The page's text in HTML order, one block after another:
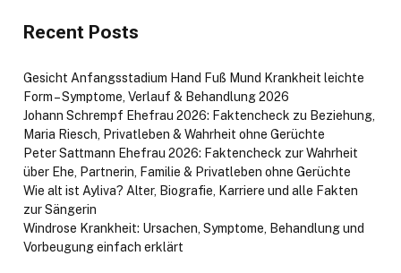
Recent Posts
Gesicht Anfangsstadium Hand Fuß Mund Krankheit leichte
Form – Symptome, Verlauf & Behandlung 2026
Johann Schrempf Ehefrau 2026: Faktencheck zu Beziehung,
Maria Riesch, Privatleben & Wahrheit ohne Gerüchte
Peter Sattmann Ehefrau 2026: Faktencheck zur Wahrheit
über Ehe, Partnerin, Familie & Privatleben ohne Gerüchte
Wie alt ist Ayliva? Alter, Biografie, Karriere und alle Fakten
zur Sängerin
Windrose Krankheit: Ursachen, Symptome, Behandlung und
Vorbeugung einfach erklärt